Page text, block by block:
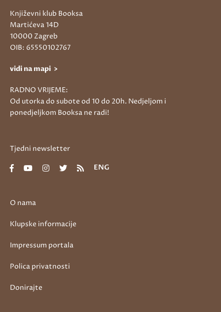
O nama
Klupske informacije
Impressum portala
Polica privatnosti
Donirajte
Književni klub Booksa
Martićeva 14D
10000 Zagreb
OIB: 65550102767
vidi na mapi >
RADNO VRIJEME:
Od utorka do subote od 10 do 20h. Nedjeljom i
ponedjeljkom Booksa ne radi!
Tjedni newsletter
ENG